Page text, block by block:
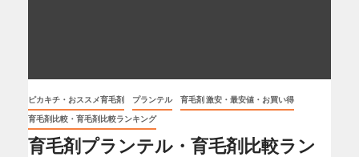
ピカキチ・おススメ育毛剤 プランテル 育毛剤 激安・最安値・お買い得
育毛剤比較・育毛剤比較ランキング
育毛剤プランテル・育毛剤比較ラン